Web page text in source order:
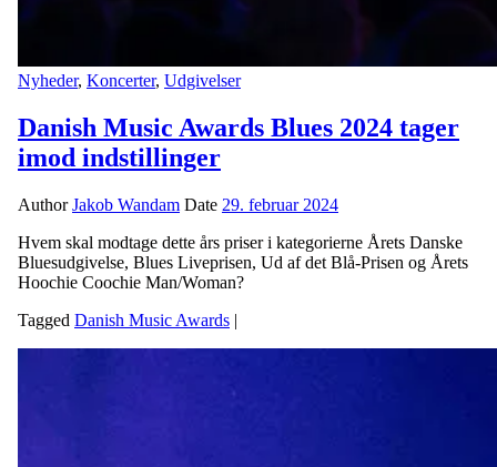
Nyheder, Koncerter, Udgivelser
Danish Music Awards Blues 2024 tager
imod indstillinger
AuthorJakob Wandam Date 29. februar 2024
Hvem skal modtage dette års priser i kategorierne Årets Danske
Bluesudgivelse, Blues Liveprisen, Ud af det Blå-Prisen og Årets
Hoochie Coochie Man/Woman?
Tagged Danish Music Awards |